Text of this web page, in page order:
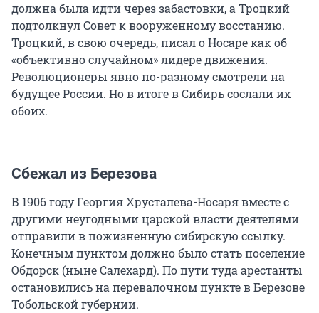
должна была идти через забастовки, а Троцкий
подтолкнул Совет к вооруженному восстанию.
Троцкий, в свою очередь, писал о Носаре как об
«объективно случайном» лидере движения.
Революционеры явно по-разному смотрели на
будущее России. Но в итоге в Сибирь сослали их
обоих.
Сбежал из Березова
В 1906 году Георгия Хрусталева-Носаря вместе с
другими неугодными царской власти деятелями
отправили в пожизненную сибирскую ссылку.
Конечным пунктом должно было стать поселение
Обдорск (ныне Салехард). По пути туда арестанты
остановились на перевалочном пункте в Березове
Тобольской губернии.